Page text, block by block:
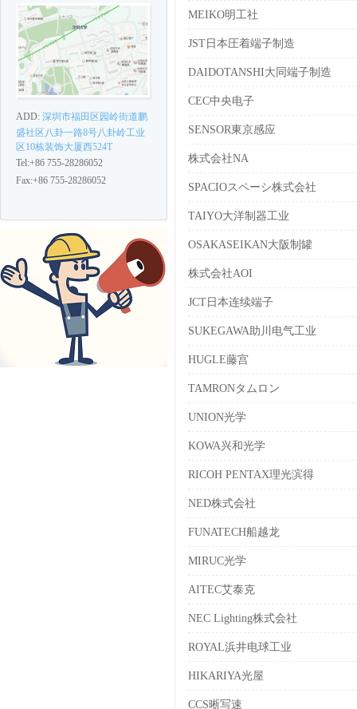
ADD: 深圳市福田区园岭街道鹏
盛社区八卦一路8号八卦岭工业
区10栋装饰大厦西524T
Tel:+86 755-28286052
Fax:+86 755-28286052
MEIKO明工社
JST日本圧着端子制造
DAIDOTANSHI大同端子制造
CEC中央电子
SENSOR東京感应
株式会社NA
SPACIOスペーシ株式会社
TAIYO大洋制器工业
OSAKASEIKAN大阪制罐
株式会社AOI
JCT日本连续端子
SUKEGAWA助川电气工业
HUGLE藤宫
TAMRONタムロン
UNION光学
KOWA兴和光学
RICOH PENTAX理光滨得
NED株式会社
FUNATECH船越龙
MIRUC光学
AITEC艾泰克
NEC Lighting株式会社
ROYAL浜井电球工业
HIKARIYA光屋
CCS晰写速